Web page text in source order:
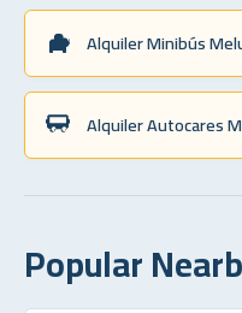
Alquiler Minibús
Alquiler Autocares
Popular